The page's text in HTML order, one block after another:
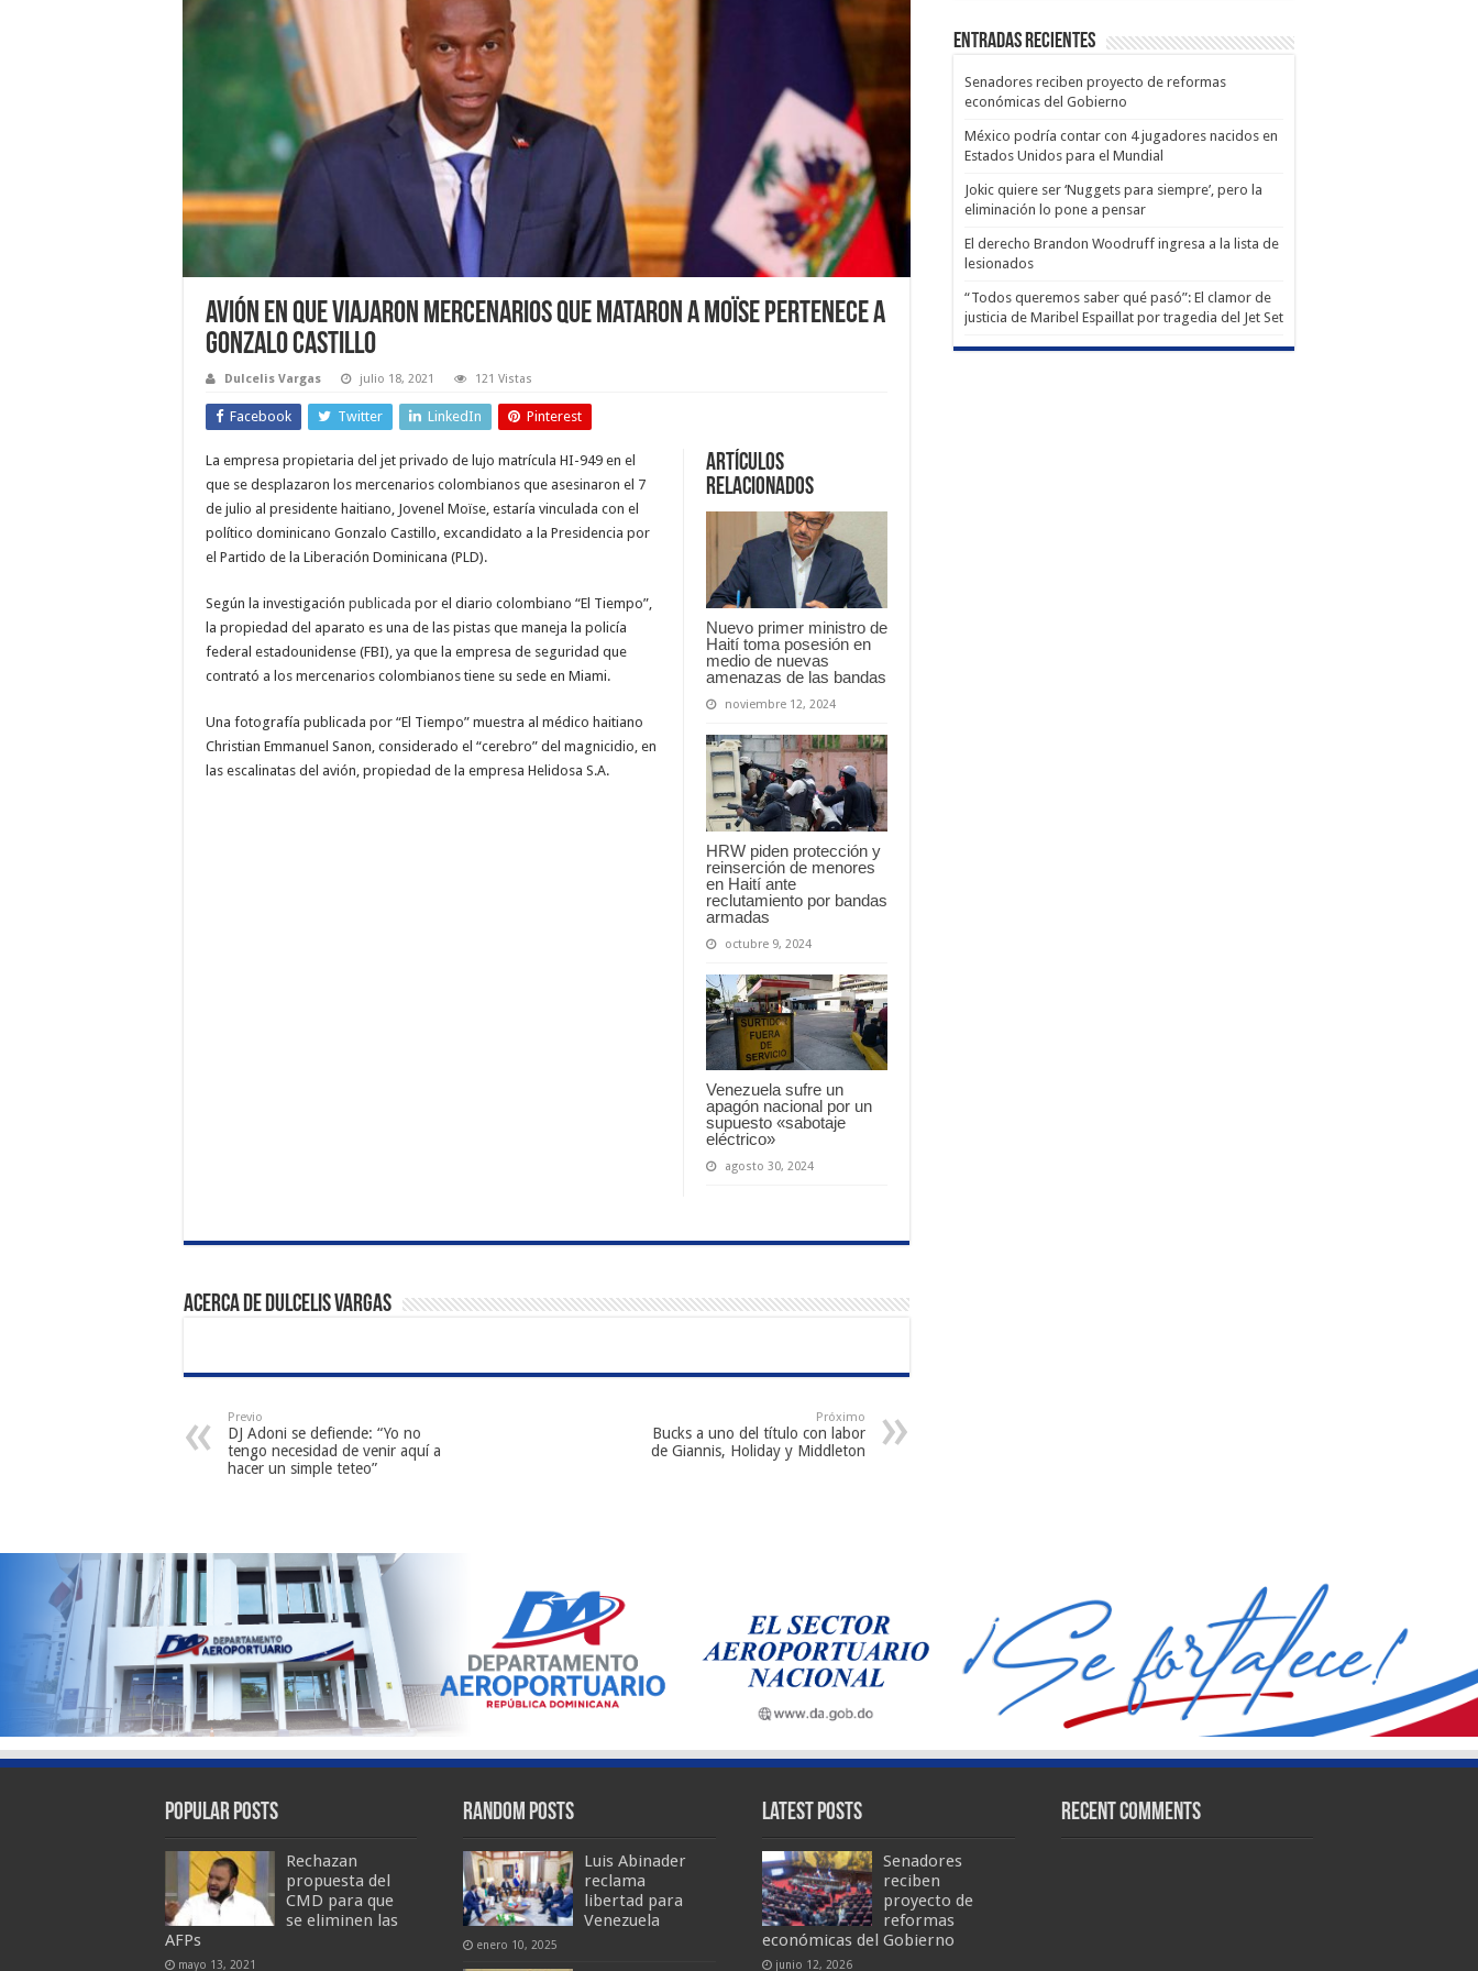
Avión en que viajaron mercenarios que mataron a Moïse pertenece a
Gonzalo Castillo
Dulcelis Vargas julio 18, 2021 121 Vistas
Facebook Twitter LinkedIn Pinterest
Artículos
relacionados
Nuevo primer ministro de
Haití toma posesión en
medio de nuevas
amenazas de las bandas
noviembre 12, 2024
HRW piden protección y
reinserción de menores
en Haití ante
reclutamiento por bandas
armadas
octubre 9, 2024
Venezuela sufre un
apagón nacional por un
supuesto «sabotaje
eléctrico»
agosto 30, 2024
La empresa propietaria del jet privado de lujo matrícula HI-949 en el
que se desplazaron los mercenarios colombianos que asesinaron el 7
de julio al presidente haitiano, Jovenel Moïse, estaría vinculada con el
político dominicano Gonzalo Castillo, excandidato a la Presidencia por
el Partido de la Liberación Dominicana (PLD).
Según la investigación publicada por el diario colombiano “El Tiempo”,
la propiedad del aparato es una de las pistas que maneja la policía
federal estadounidense (FBI), ya que la empresa de seguridad que
contrató a los mercenarios colombianos tiene su sede en Miami.
Una fotografía publicada por “El Tiempo” muestra al médico haitiano
Christian Emmanuel Sanon, considerado el “cerebro” del magnicidio, en
las escalinatas del avión, propiedad de la empresa Helidosa S.A.
Acerca de Dulcelis Vargas
Previo
DJ Adoni se defiende: “Yo no
tengo necesidad de venir aquí a
hacer un simple teteo”
Próximo
Bucks a uno del título con labor
de Giannis, Holiday y Middleton
Entradas recientes
Senadores reciben proyecto de reformas
económicas del Gobierno
México podría contar con 4 jugadores nacidos en
Estados Unidos para el Mundial
Jokic quiere ser ‘Nuggets para siempre’, pero la
eliminación lo pone a pensar
El derecho Brandon Woodruff ingresa a la lista de
lesionados
“Todos queremos saber qué pasó”: El clamor de
justicia de Maribel Espaillat por tragedia del Jet Set
Popular Posts
Rechazan
propuesta del
CMD para que
se eliminen las
AFPs
mayo 13, 2021
Random Posts
Luis Abinader
reclama
libertad para
Venezuela
enero 10, 2025
Latest Posts
Senadores
reciben
proyecto de
reformas
económicas del Gobierno
junio 12, 2026
Recent Comments